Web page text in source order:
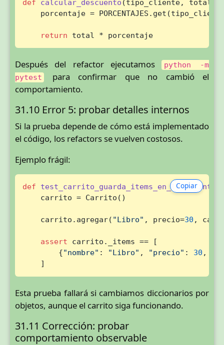
def calcular_descuento (tipo_cliente, total
porcentaje =
return total * porcentaje
Después del refactor ejecutamos python -m
pytest
para confirmar que no cambió el
comportamiento.
31.10 Error 5: probar detalles internos
Si la prueba depende de cómo está implementado
el código, los refactors se vuelven costosos.
Ejemplo frágil:
Copiar
def
    carrito = Carrito()
    carrito.agregar(
"Libro" , precio=30 ,
assert carrito._items == [
        {
"nombre" : "Libro" , "precio" : 30 ,
    ]
Esta prueba fallará si cambiamos diccionarios por
objetos, aunque el carrito siga funcionando.
31.11 Corrección: probar
comportamiento observable